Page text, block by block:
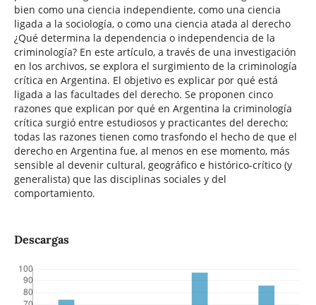
bien como una ciencia independiente, como una ciencia
ligada a la sociología, o como una ciencia atada al derecho
¿Qué determina la dependencia o independencia de la
criminología? En este artículo, a través de una investigación
en los archivos, se explora el surgimiento de la criminología
crítica en Argentina. El objetivo es explicar por qué está
ligada a las facultades del derecho. Se proponen cinco
razones que explican por qué en Argentina la criminología
crítica surgió entre estudiosos y practicantes del derecho;
todas las razones tienen como trasfondo el hecho de que el
derecho en Argentina fue, al menos en ese momento, más
sensible al devenir cultural, geográfico e histórico-crítico (y
generalista) que las disciplinas sociales y del
comportamiento.
Descargas